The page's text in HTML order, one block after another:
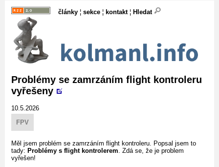
články ¦ sekce ¦ kontakt¦ Hledat
Problémy se zamrzáním flight kontroleru
vyřešeny
10.5.2026
FPV
Měl jsem problém se zamrzáním flight kontroleru. Popsal jsem to
tady: Problémy s flight kontrolerem . Zdá se, že je problem
vyřešen!